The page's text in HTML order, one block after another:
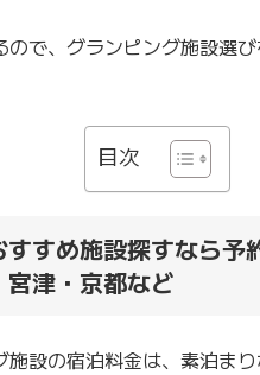
で、グランピング施設選
目次
すすめ施設探すなら
津・京都など
施設の宿泊料金は、素泊ま